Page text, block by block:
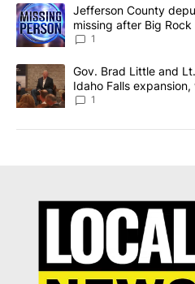
A trending article titled
Jefferson County
missing after Big
News 8
1
A trending article titled "Gov.
Gov. Brad Little and
Idaho Falls
Local News 8
1